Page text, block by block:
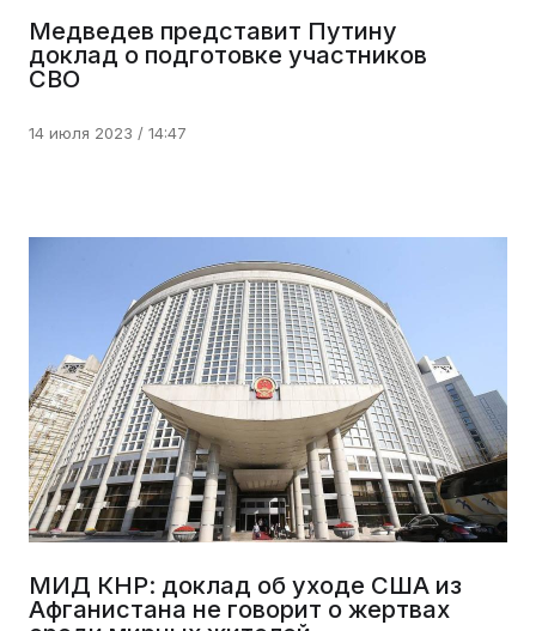
Медведев представит Путину
доклад о подготовке участников
СВО
14 июля 2023 / 14:47
МИД КНР: доклад об уходе США из
Афганистана не говорит о жертвах